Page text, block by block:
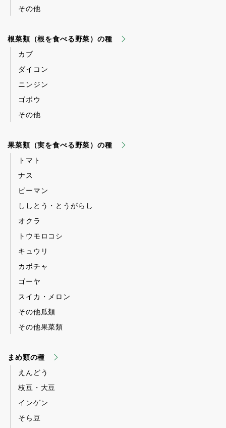
その他
根菜類（根を食べる野菜）の種
カブ
ダイコン
ニンジン
ゴボウ
その他
果菜類（実を食べる野菜）の種
トマト
ナス
ピーマン
ししとう・とうがらし
オクラ
トウモロコシ
キュウリ
カボチャ
ゴーヤ
スイカ・メロン
その他瓜類
その他果菜類
まめ類の種
えんどう
枝豆・大豆
インゲン
そら豆